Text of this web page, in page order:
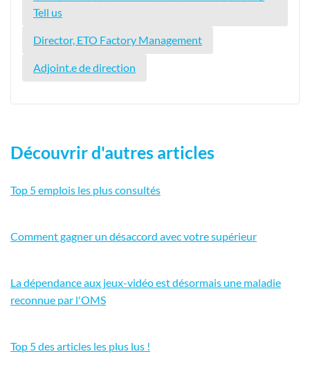
Tell us
Director, ETO Factory Management
Adjoint.e de direction
Découvrir d'autres articles
Top 5 emplois les plus consultés
Comment gagner un désaccord avec votre supérieur
La dépendance aux jeux-vidéo est désormais une maladie
reconnue par l'OMS
Top 5 des articles les plus lus !